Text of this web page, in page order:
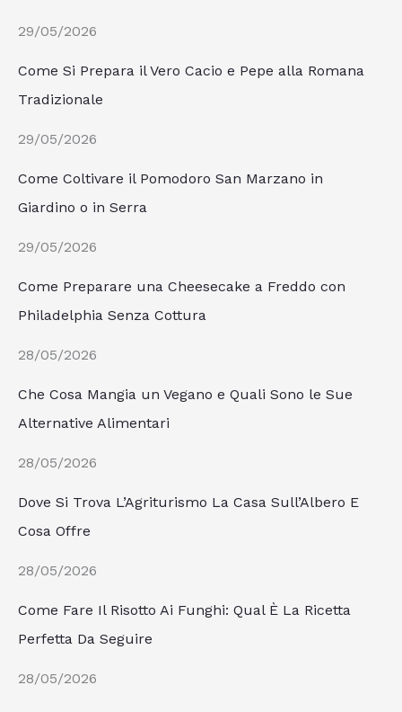
29/05/2026
Come Si Prepara il Vero Cacio e Pepe alla Romana
Tradizionale
29/05/2026
Come Coltivare il Pomodoro San Marzano in
Giardino o in Serra
29/05/2026
Come Preparare una Cheesecake a Freddo con
Philadelphia Senza Cottura
28/05/2026
Che Cosa Mangia un Vegano e Quali Sono le Sue
Alternative Alimentari
28/05/2026
Dove Si Trova L’Agriturismo La Casa Sull’Albero E
Cosa Offre
28/05/2026
Come Fare Il Risotto Ai Funghi: Qual È La Ricetta
Perfetta Da Seguire
28/05/2026